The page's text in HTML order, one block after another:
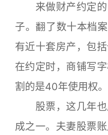
来做财产约定的
子。翻了数十本档
有近十套房产，包
在约定时，商铺写
割的是40年使用权。
股票，这几年也
成之一。夫妻股票